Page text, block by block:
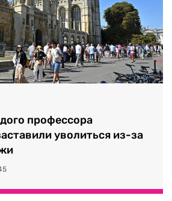
профессора
уволиться из-за